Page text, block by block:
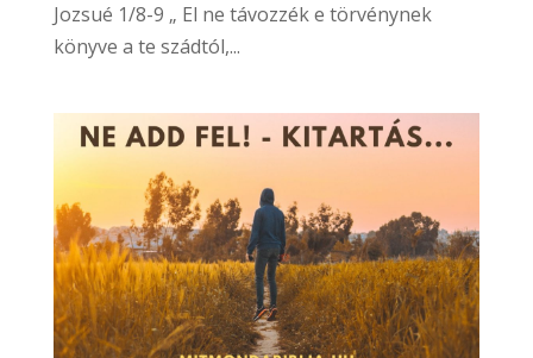
Jozsué 1/8-9 „ El ne távozzék e törvénynek
könyve a te szádtól,...